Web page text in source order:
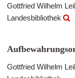
Gottfried Wilhelm
Landesbibliothek
Gottfried Wilhelm